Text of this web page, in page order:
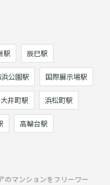
駅 辰巳駅
公園駅 国際展示場駅
大井町駅 浜松町駅
高輪台駅
のマンションをフリーワー